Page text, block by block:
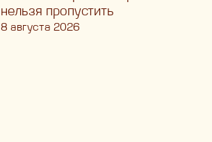
нельзя пропустить
8 августа 2026